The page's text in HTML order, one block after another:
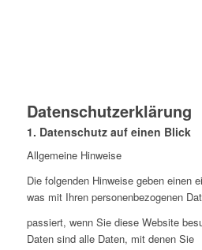
Datenschutzerklärung
1. Datenschutz auf einen Blick
Allgemeine Hinweise
Die folgenden Hinweise geben einen
was mit Ihren personenbezogenen
passiert, wenn Sie diese Website
Daten sind alle Daten, mit denen Sie